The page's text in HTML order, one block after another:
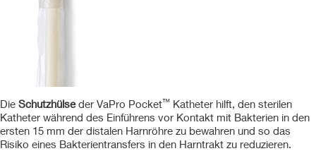
Die Schutzhülseder VaPro Pocket™ Katheter hilft, den sterilen
Katheter während des Einführens vor Kontakt mit Bakterien in den
ersten 15 mm der distalen Harnröhre zu bewahren und so das
Risiko eines Bakterientransfers in den Harntrakt zu reduzieren.